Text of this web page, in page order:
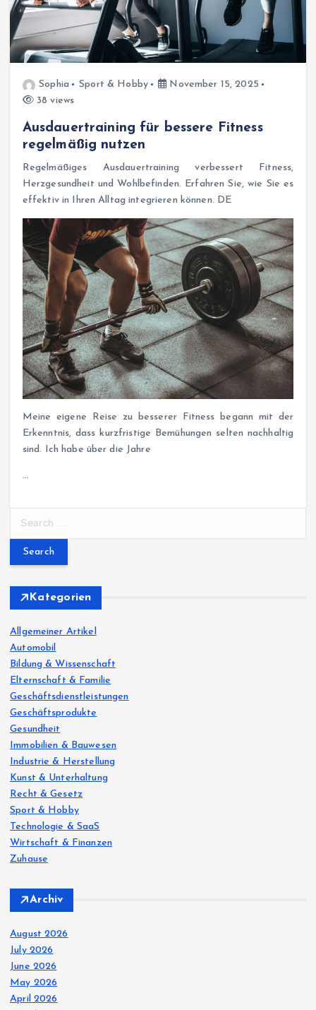
Sophia Sport & Hobby
November 15, 2025
38 views
Ausdauertraining für bessere Fitness
regelmäßig nutzen
Regelmäßiges Ausdauertraining verbessert Fitness,
Herzgesundheit und Wohlbefinden. Erfahren Sie, wie Sie es
effektiv in Ihren Alltag integrieren können. DE
Meine eigene Reise zu besserer Fitness begann mit der
Erkenntnis, dass kurzfristige Bemühungen selten nachhaltig
sind. Ich habe über die Jahre
…
r
f
o
r
:
Kategorien
Allgemeiner Artikel
Automobil
Bildung & Wissenschaft
Elternschaft & Familie
Geschäftsdienstleistungen
Geschäftsprodukte
Gesundheit
Immobilien & Bauwesen
Industrie & Herstellung
Kunst & Unterhaltung
Recht & Gesetz
Sport & Hobby
Technologie & SaaS
Wirtschaft & Finanzen
Zuhause
Archiv
August 2026
July 2026
June 2026
May 2026
April 2026